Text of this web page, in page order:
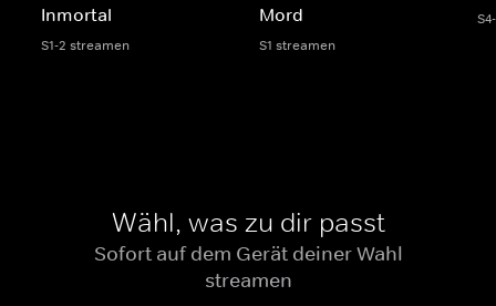
Inmortal
S1-2 streamen
Mord
S1 streamen
Wähl, was zu dir passt
Sofort auf dem Gerät deiner Wahl
streamen